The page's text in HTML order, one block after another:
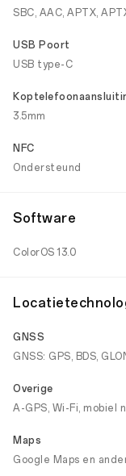
SBC, AAC, APTX,
USB Poort
USB type-C
3.5mm
NFC
Ondersteund
Software
ColorOS 13.0
GNSS
GNSS: GPS, BDS,
Overige
A-GPS, Wi-Fi, mobiel
Maps
Google Maps en